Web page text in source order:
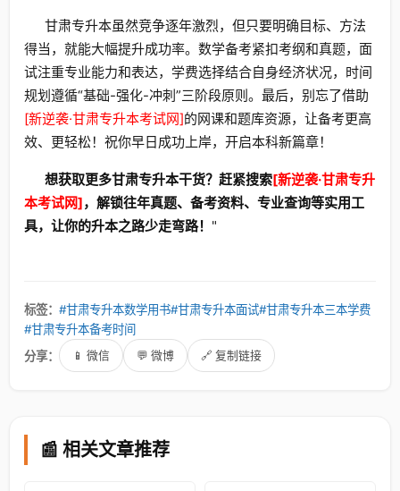
甘肃专升本虽然竞争逐年激烈，但只要明确目标、方法
得当，就能大幅提升成功率。数学备考紧扣考纲和真题，面
试注重专业能力和表达，学费选择结合自身经济状况，时间
规划遵循“基础-强化-冲刺”三阶段原则。最后，别忘了借助
[新逆袭·甘肃专升本考试网]的网课和题库资源，让备考更高
效、更轻松！祝你早日成功上岸，开启本科新篇章！
想获取更多甘肃专升本干货？赶紧搜索[新逆袭·甘肃专升
本考试网]，解锁往年真题、备考资料、专业查询等实用工
具，让你的升本之路少走弯路！ "
标签： #甘肃专升本数学用书#甘肃专升本面试#甘肃专升本三本学费
#甘肃专升本备考时间
分享：
📱 微信 💬 微博 🔗 复制链接
📰 相关文章推荐